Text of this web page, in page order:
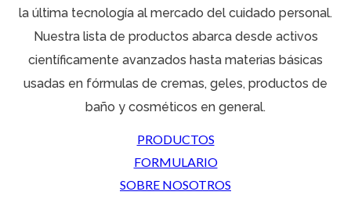
la última tecnología al mercado del cuidado personal.
Nuestra lista de productos abarca desde activos
científicamente avanzados hasta materias básicas
usadas en fórmulas de cremas, geles, productos de
baño y cosméticos en general.
PRODUCTOS
FORMULARIO
SOBRE NOSOTROS